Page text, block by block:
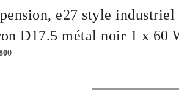
e27 style industriel
D17.5 métal noir 1 x 60